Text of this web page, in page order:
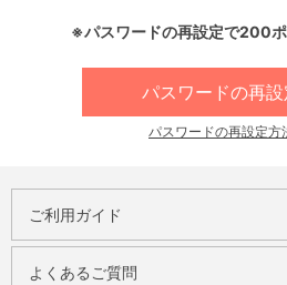
※パスワードの再設定で200ポ
パスワードの再
パスワードの再設定方
ご利用ガイド
よくあるご質問